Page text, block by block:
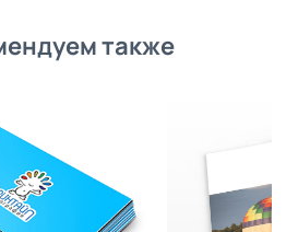
также